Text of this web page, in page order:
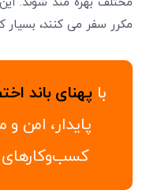
مکرر سفر می کنند، بسیار
باپهنای باند
پایدار، امن
کسب‌وکارهای